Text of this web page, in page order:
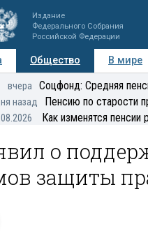
Издание
Федерального Собрания
Российской Федерации
Общество В мире
Мнения Регионы
вчера Соцфонд: Средняя
назад Пенсию по старости
Как изменятся пенсии
о
защиты